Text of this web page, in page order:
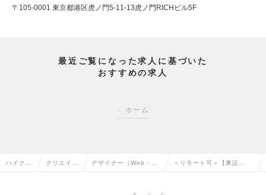
〒105-0001 東京都港区虎ノ門5-11-13虎ノ門RICHビル5F
最近ご覧になった求人に基づいた
おすすめの求人
ホーム
ハイクラ クリエイテ デザイナー（Web・モ ＜リモート可＞【東証